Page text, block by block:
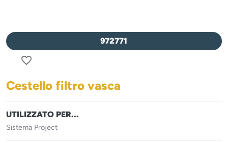
972771
favorite_border
Cestello filtro vasca
UTILIZZATO PER...
Sistema Project